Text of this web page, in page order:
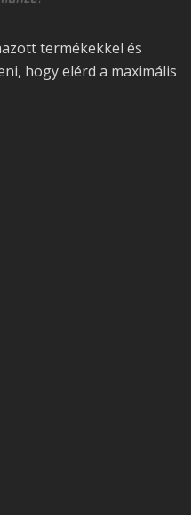
termékekkel és
hogy elérd a maximális